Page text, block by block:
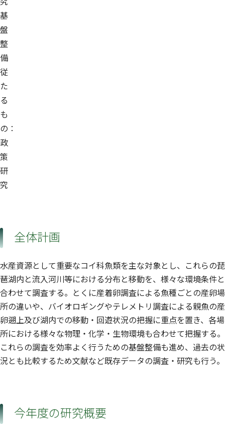
基
盤
整
備
従
た
る
も
の：
政
策
研
究
全体計画
水産資源として重要なコイ科魚類を主な対象とし、これらの琵
琶湖内と流入河川等における分布と移動を、様々な環境条件と
合わせて調査する。とくに産着卵調査による魚種ごとの産卵場
所の違いや、バイオロギングやテレメトリ調査による親魚の産
卵遡上及び湖内での移動・回遊状況の把握に重点を置き、各場
所における様々な物理・化学・生物環境も合わせて把握する。
これらの調査を効率よく行うための基盤整備も進め、過去の状
況とも比較するため文献など既存データの調査・研究も行う。
今年度の研究概要